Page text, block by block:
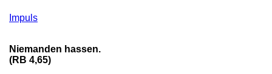
Impuls
Niemanden hassen.
(RB 4,65)